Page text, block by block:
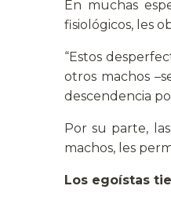
En muchas
fisiológicos, les
“Estos
otros machos
descendencia
Por su parte,
machos, les
Los egoístas